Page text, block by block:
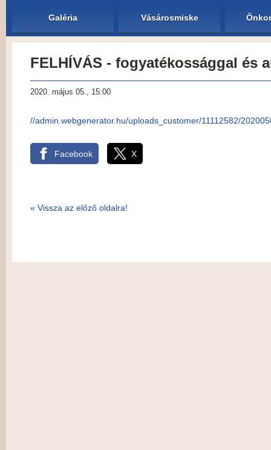
Galéria Vásárosmiske
FELHÍVÁS - fogyatékossággal és
2020. május 05., 15:00
//admin.webgenerator.hu/uploads_customer/11112582/
Facebook X
« Vissza az előző oldalra!